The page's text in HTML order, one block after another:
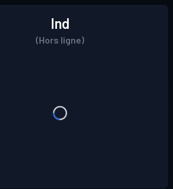
Ind
(Hors ligne)